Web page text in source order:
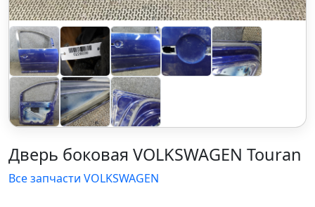
Дверь боковая VOLKSWAGEN Touran
Все запчасти VOLKSWAGEN